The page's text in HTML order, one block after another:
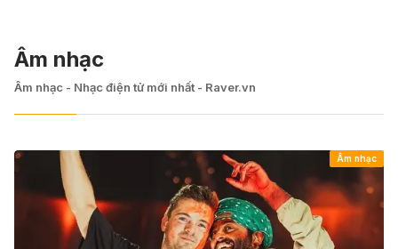
Âm nhạc
Âm nhạc - Nhạc điện tử mới nhất - Raver.vn
Âm nhạc